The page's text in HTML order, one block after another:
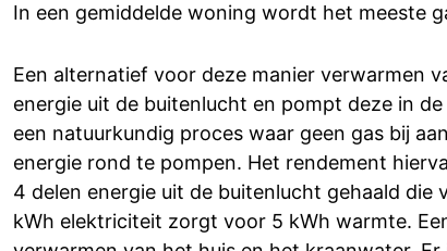
In een gemiddelde woning wordt het meeste
Een alternatief voor deze manier verwarmen
energie uit de buitenlucht en pompt deze in
een natuurkundig proces waar geen gas bij
energie rond te pompen. Het rendement
4 delen energie uit de buitenlucht gehaald die
kWh elektriciteit zorgt voor 5 kWh warmte.